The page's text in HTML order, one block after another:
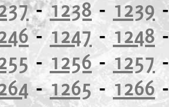
-1238 - 1239
-1247 -1248
- 1256-1257
-1265-1266